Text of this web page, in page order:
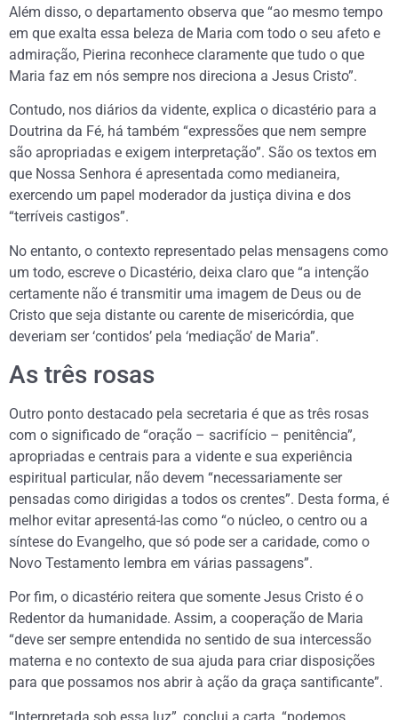
Além disso, o departamento observa que “ao mesmo tempo
em que exalta essa beleza de Maria com todo o seu afeto e
admiração, Pierina reconhece claramente que tudo o que
Maria faz em nós sempre nos direciona a Jesus Cristo”.
Contudo, nos diários da vidente, explica o dicastério para a
Doutrina da Fé, há também “expressões que nem sempre
são apropriadas e exigem interpretação”. São os textos em
que Nossa Senhora é apresentada como medianeira,
exercendo um papel moderador da justiça divina e dos
“terríveis castigos”.
No entanto, o contexto representado pelas mensagens como
um todo, escreve o Dicastério, deixa claro que “a intenção
certamente não é transmitir uma imagem de Deus ou de
Cristo que seja distante ou carente de misericórdia, que
deveriam ser ‘contidos’ pela ‘mediação’ de Maria”.
As três rosas
Outro ponto destacado pela secretaria é que as três rosas
com o significado de “oração – sacrifício – penitência”,
apropriadas e centrais para a vidente e sua experiência
espiritual particular, não devem “necessariamente ser
pensadas como dirigidas a todos os crentes”. Desta forma, é
melhor evitar apresentá-las como “o núcleo, o centro ou a
síntese do Evangelho, que só pode ser a caridade, como o
Novo Testamento lembra em várias passagens”.
Por fim, o dicastério reitera que somente Jesus Cristo é o
Redentor da humanidade. Assim, a cooperação de Maria
“deve ser sempre entendida no sentido de sua intercessão
materna e no contexto de sua ajuda para criar disposições
para que possamos nos abrir à ação da graça santificante”.